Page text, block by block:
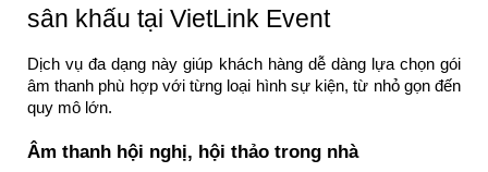
sân khấu tại VietLink Event
Dịch vụ đa dạng này giúp khách hàng dễ dàng lựa chọn gói
âm thanh phù hợp với từng loại hình sự kiện, từ nhỏ gọn đến
quy mô lớn.
Âm thanh hội nghị, hội thảo trong nhà